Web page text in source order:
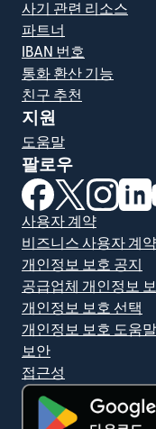
사기 관련 리소스
파트너
IBAN 번호
통화 환산 기능
친구 추천
지원
도움말
팔로우
(새 창에서 열림)
(새 창에서
(새 창
사용자 계약
비즈니스 사용자 계약
개인정보 보호 공지
공급업체 개인정보
개인정보 보호 선택
개인정보 보호 도움
보안
접근성